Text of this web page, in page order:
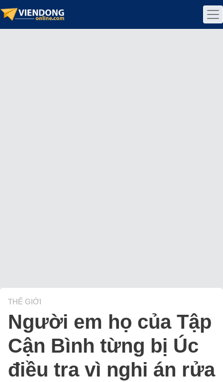
THẾ GIỚI
Người em họ của Tập
Cận Bình từng bị Úc
điều tra vì nghi án rửa